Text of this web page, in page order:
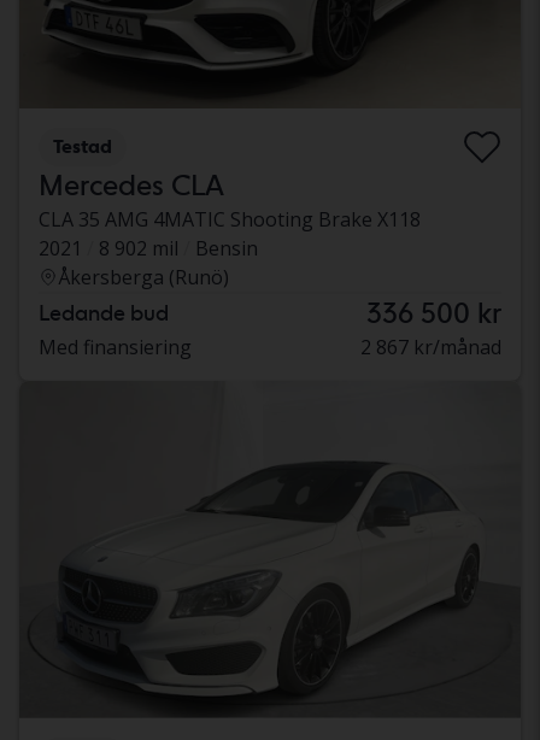
Testad
Mercedes CLA
CLA 35 AMG 4MATIC Shooting Brake X118
2021
8 902 mil
Bensin
Åkersberga (Runö)
Ledande bud 336 500 kr
Med finansiering 2 867 kr/månad